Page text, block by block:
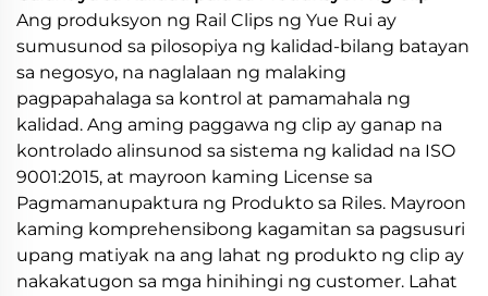
Ang produksyon ng Rail Clips ng Yue Rui ay
sumusunod sa pilosopiya ng kalidad-bilang batayan
sa negosyo, na naglalaan ng malaking
pagpapahalaga sa kontrol at pamamahala ng
kalidad. Ang aming paggawa ng clip ay ganap na
kontrolado alinsunod sa sistema ng kalidad na ISO
9001:2015, at mayroon kaming License sa
Pagmamanupaktura ng Produkto sa Riles. Mayroon
kaming komprehensibong kagamitan sa pagsusuri
upang matiyak na ang lahat ng produkto ng clip ay
nakakatugon sa mga hinihingi ng customer. Lahat